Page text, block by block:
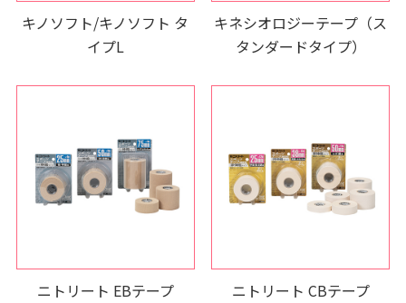
キノソフト/キノソフト タ
イプL
キネシオロジーテープ（ス
タンダードタイプ）
ニトリート EBテープ ニトリート CBテープ